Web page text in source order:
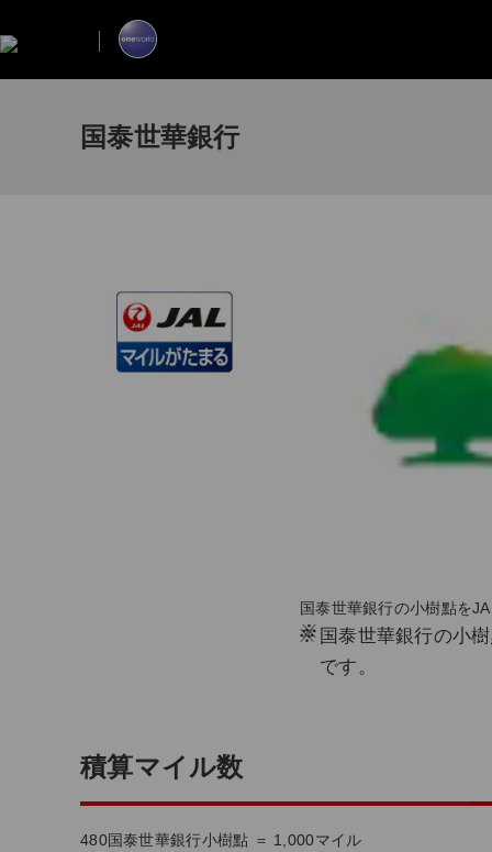
国泰世華銀行
国泰世華銀行の小樹點を
※ 国泰世華銀行の小
です。
積算マイル数
480国泰世華銀行小樹點 ＝ 1,000マイル